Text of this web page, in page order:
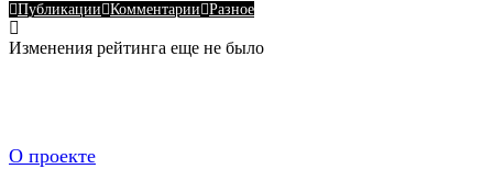
Публикации Комментарии Разное
Изменения рейтинга еще не было
О проекте